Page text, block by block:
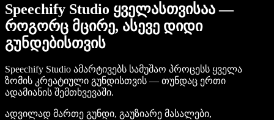
Speechify Studio ყველასთვისაა —
როგორც მცირე, ასევე დიდი
გუნდებისთვის
Speechify Studio ამარტივებს სამუშაო პროცესს ყველა
ზომის კრეატიული გუნდისთვის — თუნდაც ერთი
ადამიანის შემთხვევაში.
ადვილად მართე გუნდი, გაუზიარე მასალები,